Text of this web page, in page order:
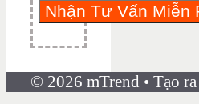
© 2026 mTrend • Tạo